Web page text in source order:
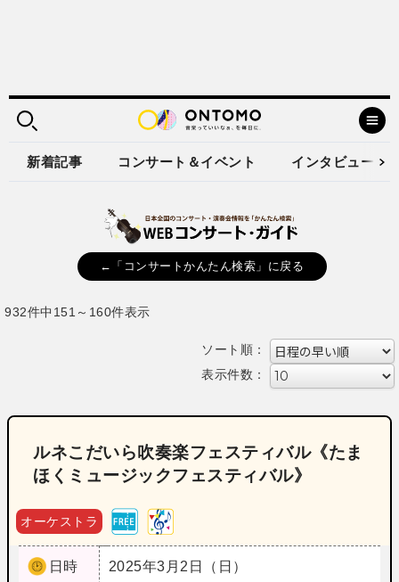
新着記事 コンサート＆イベント インタビュー
←「コンサートかんたん検索」に戻る
932件中151～160件表示
ソート順：
表示件数：
ルネこだいら吹奏楽フェスティバル《たま
ほくミュージックフェスティバル》
オーケストラ
日時
2025年3月2日（日）